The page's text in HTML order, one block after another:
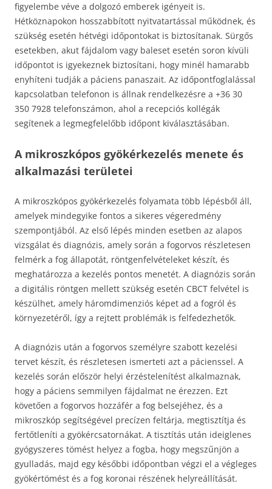
figyelembe véve a dolgozó emberek igényeit is.
Hétköznapokon hosszabbított nyitvatartással működnek, és
szükség esetén hétvégi időpontokat is biztosítanak. Sürgős
esetekben, akut fájdalom vagy baleset esetén soron kívüli
időpontot is igyekeznek biztosítani, hogy minél hamarabb
enyhíteni tudják a páciens panaszait. Az időpontfoglalással
kapcsolatban telefonon is állnak rendelkezésre a +36 30
350 7928 telefonszámon, ahol a recepciós kollégák
segítenek a legmegfelelőbb időpont kiválasztásában.
A mikroszkópos gyökérkezelés menete és
alkalmazási területei
A mikroszkópos gyökérkezelés folyamata több lépésből áll,
amelyek mindegyike fontos a sikeres végeredmény
szempontjából. Az első lépés minden esetben az alapos
vizsgálat és diagnózis, amely során a fogorvos részletesen
felmérk a fog állapotát, röntgenfelvételeket készít, és
meghatározza a kezelés pontos menetét. A diagnózis során
a digitális röntgen mellett szükség esetén CBCT felvétel is
készülhet, amely háromdimenziós képet ad a fogról és
környezetéről, így a rejtett problémák is felfedezhetők.
A diagnózis után a fogorvos személyre szabott kezelési
tervet készít, és részletesen ismerteti azt a pácienssel. A
kezelés során először helyi érzéstelenítést alkalmaznak,
hogy a páciens semmilyen fájdalmat ne érezzen. Ezt
követően a fogorvos hozzáfér a fog belsejéhez, és a
mikroszkóp segítségével precízen feltárja, megtisztítja és
fertőtleníti a gyökércsatornákat. A tisztítás után ideiglenes
gyógyszeres tömést helyez a fogba, hogy megszűnjön a
gyulladás, majd egy későbbi időpontban végzi el a végleges
gyökértömést és a fog koronai részének helyreállítását.